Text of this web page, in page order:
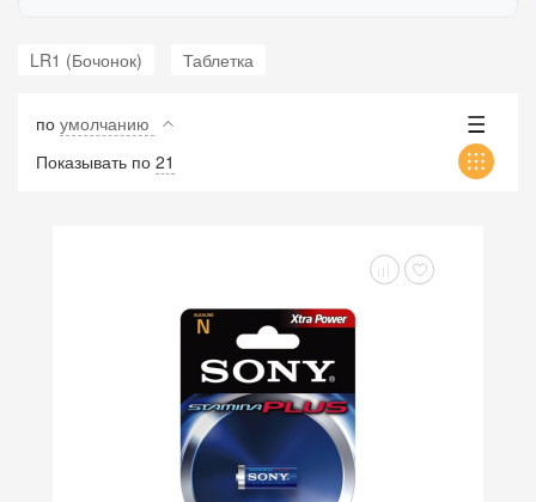
LR1 (Бочонок) Таблетка
по умолчанию
Показывать по 21